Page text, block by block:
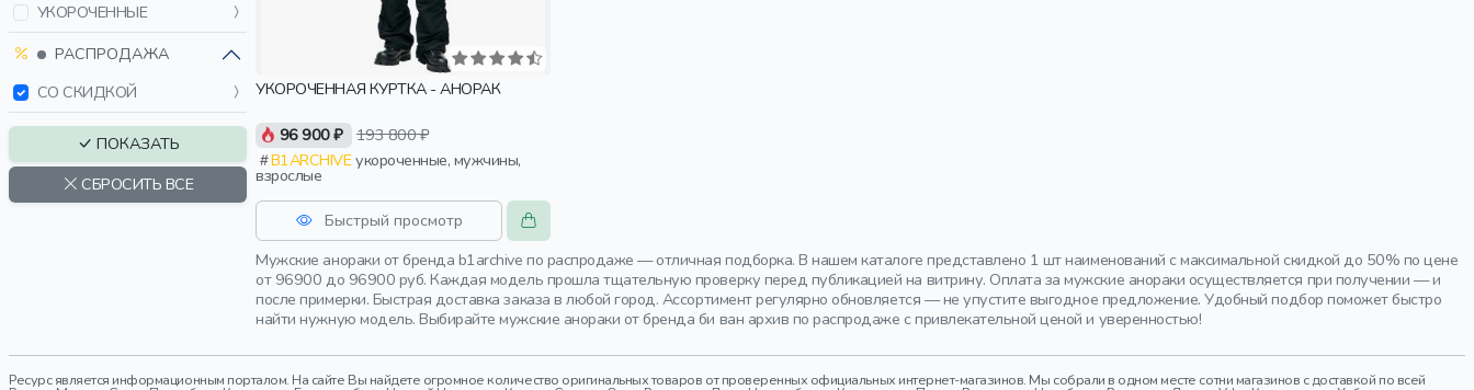
УКОРОЧЕННЫЕ
РАСПРОДАЖА
СО СКИДКОЙ
ПОКАЗАТЬ
СБРОСИТЬ ВСЕ
УКОРОЧЕННАЯ КУРТКА - АНОРАК
96 900 ₽ 193 800 ₽
B1ARCHIVEукороченные, мужчины,
взрослые
Быстрый просмотр
Мужские анораки от бренда b1archive по распродаже — отличная подборка. В нашем каталоге представлено 1 шт наименований с максимальной скидкой до 50% по цене
от 96900 до 96900 руб. Каждая модель прошла тщательную проверку перед публикацией на витрину. Оплата за мужские анораки осуществляется при получении — и
после примерки. Быстрая доставка заказа в любой город. Ассортимент регулярно обновляется — не упустите выгодное предложение. Удобный подбор поможет быстро
найти нужную модель. Выбирайте мужские анораки от бренда би ван архив по распродаже с привлекательной ценой и уверенностью!
Ресурс является информационным порталом. На сайте Вы найдете огромное количество оригинальных товаров от проверенных официальных интернет-магазинов. Мы собрали в одном месте сотни магазинов с доставкой по всей